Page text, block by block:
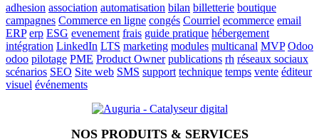
adhesion association automatisation bilan billetterie boutique
campagnes Commerce en ligne congés Courriel ecommerce email
ERP erp ESG evenement frais guide pratique hébergement
intégration LinkedIn LTS marketing modules multicanal MVP Odoo
odoo pilotage PME Product Owner publications rh réseaux sociaux
scénarios SEO Site web SMS support technique temps vente éditeur
visuel événements
NOS PRODUITS & SERVICES